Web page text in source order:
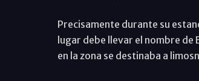
Precisamente durante su
lugar debe llevar el nombre
en la zona se destinaba a